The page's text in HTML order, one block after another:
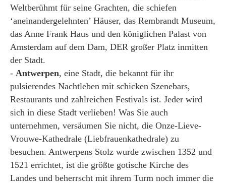
Weltberühmt für seine Grachten, die schiefen
‘aneinandergelehnten’ Häuser, das Rembrandt Museum,
das Anne Frank Haus und den königlichen Palast von
Amsterdam auf dem Dam, DER großer Platz inmitten
der Stadt.
- Antwerpen, eine Stadt, die bekannt für ihr
pulsierendes Nachtleben mit schicken Szenebars,
Restaurants und zahlreichen Festivals ist. Jeder wird
sich in diese Stadt verlieben! Was Sie auch
unternehmen, versäumen Sie nicht, die Onze-Lieve-
Vrouwe-Kathedrale (Liebfrauenkathedrale) zu
besuchen. Antwerpens Stolz wurde zwischen 1352 und
1521 errichtet, ist die größte gotische Kirche des
Landes und beherrscht mit ihrem Turm noch immer die